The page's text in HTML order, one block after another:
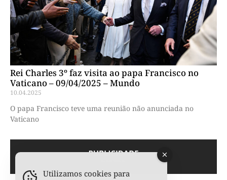
Rei Charles 3º faz visita ao papa Francisco no
Vaticano – 09/04/2025 – Mundo
10.04.2025
O papa Francisco teve uma reunião não anunciada no
Vaticano
Utilizamos cookies para